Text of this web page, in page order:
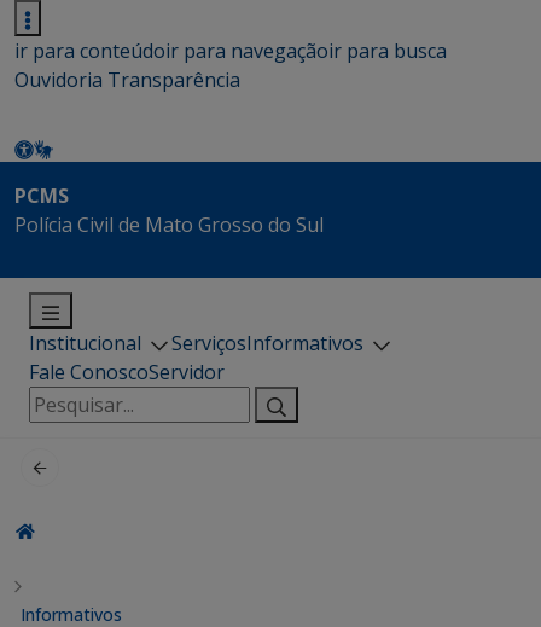
ir para conteúdoir para navegaçãoir para busca
Ouvidoria Transparência
PCMS
Polícia Civil de Mato Grosso do Sul
Institucional ServiçosInformativos
Fale ConoscoServidor
Pesquisar
por:
Informativos